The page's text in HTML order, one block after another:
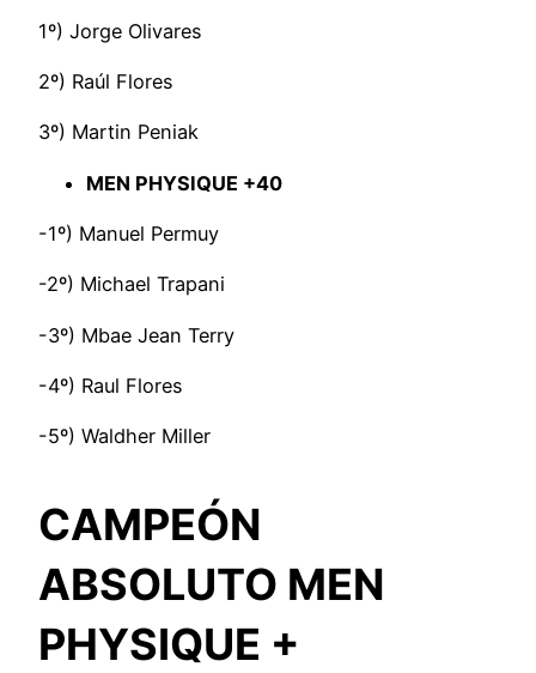
1º) Jorge Olivares
2º) Raúl Flores
3º) Martin Peniak
MEN PHYSIQUE +40
-1º) Manuel Permuy
-2º) Michael Trapani
-3º) Mbae Jean Terry
-4º) Raul Flores
-5º) Waldher Miller
CAMPEÓN
ABSOLUTO MEN
PHYSIQUE +